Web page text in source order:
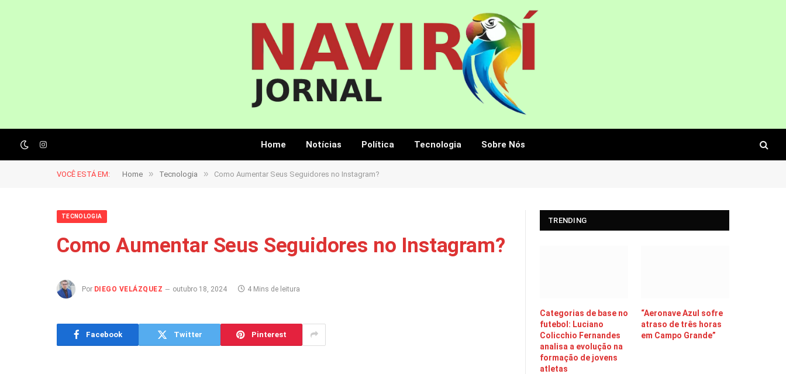
Instagram Home Notícias Política Tecnologia Sobre Nós
VOCÊ ESTÁ EM: Home » Tecnologia » Como Aumentar Seus Seguidores no Instagram?
TECNOLOGIA
Como Aumentar Seus Seguidores no Instagram?
Por DIEGO VELÁZQUEZ outubro 18, 2024 4 Mins de leitura
Facebook Twitter Pinterest
TRENDING
Categorias de base no
futebol: Luciano
Colicchio Fernandes
analisa a evolução na
formação de jovens
atletas
“Aeronave Azul sofre
atraso de três horas
em Campo Grande”